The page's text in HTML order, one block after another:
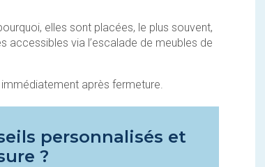
elles sont placées, le plus souvent,
accessibles via l’escalade de meubles de
après fermeture.
personnalisés et
?